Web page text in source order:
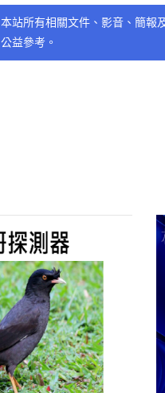
本站所有相關文件、影音、簡報
公益參考。